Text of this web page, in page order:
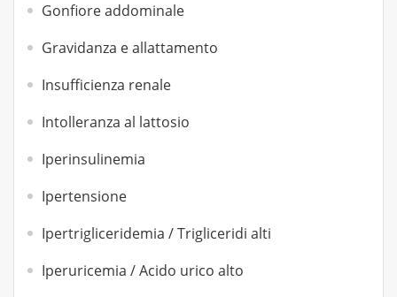
Gonfiore addominale
Gravidanza e allattamento
Insufficienza renale
Intolleranza al lattosio
Iperinsulinemia
Ipertensione
Ipertrigliceridemia / Trigliceridi alti
Iperuricemia / Acido urico alto